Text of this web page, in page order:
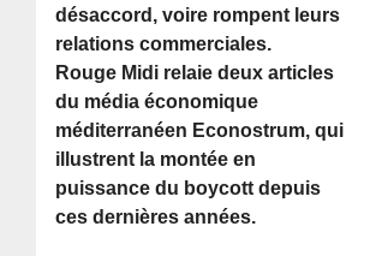
désaccord, voire rompent leurs
relations commerciales.
Rouge Midi relaie deux articles
du média économique
méditerranéen Econostrum, qui
illustrent la montée en
puissance du boycott depuis
ces dernières années.